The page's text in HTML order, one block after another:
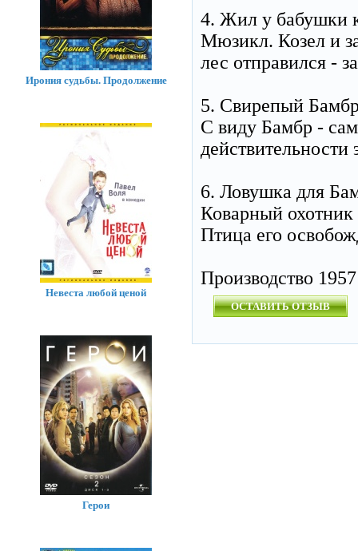
4. Жил у бабушки
Мюзикл. Козел и
лес отправился -
5. Свирепый
С виду Бамбр -
6. Ловушка для
Коварный
Птица его
Производство
ОСТАВИТЬ ОТЗЫВ
Ирония судьбы. Продолжение
Невеста любой ценой
Герои